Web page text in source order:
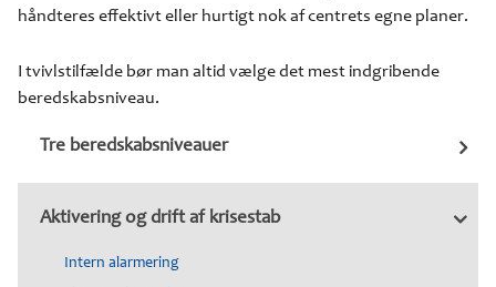
Tre beredskabsniveauer
Aktivering og drift af krisestab
Intern alarmering
håndteres effektivt eller hurtigt nok af centrets egne planer.
I tvivlstilfælde bør man altid vælge det mest indgribende
beredskabsniveau.